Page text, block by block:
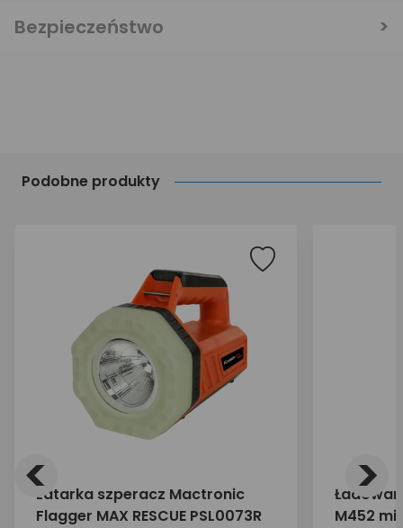
Podobne produkty
Latarka szperacz Mactronic
Flagger MAX RESCUE PSL0073R
M452
< >
Bezpieczeństwo